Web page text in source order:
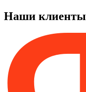
Наши клиенты